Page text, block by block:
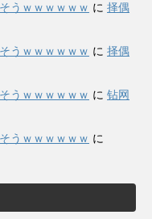
うｗｗｗｗｗｗ に 择偶
うｗｗｗｗｗｗ に 择偶
うｗｗｗｗｗｗ に 钻网
うｗｗｗｗｗｗ に